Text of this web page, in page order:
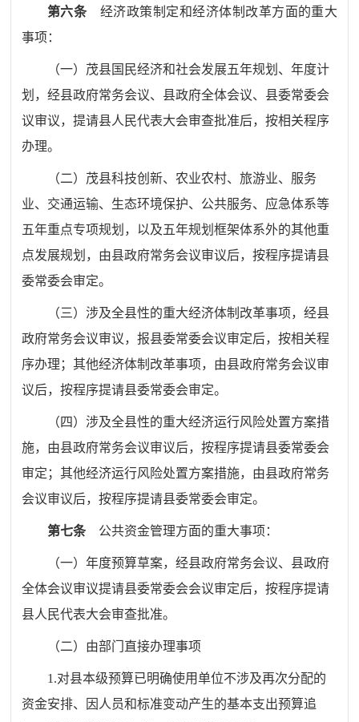
第六条
经济政策制定和经济体制改革方面的重大
事项：
（一） 茂县国民经济和社会发展五年规划、年度计
划，经县政府常务会议、县政府全体会议、县委常委会
议审议，提请县人民代表大会审查批准后，按相关程序
办理。
（二） 茂县科技创新、农业农村、旅游业、服务
业、交通运输、生态环境保护、公共服务、应急体系等
五年重点专项规划，以及五年规划框架体系外的其他重
点发展规划，由县政府常务会议审议后，按程序提请县
委常委会审定。
（三）涉及全县性的重大经济体制改革事项，经县
政府常务会议审议，报县委常委会议审定后，按相关程
序办理；其他经济体制改革事项，由县政府常务会议审
议后，按程序提请县委常委会审定。
（四）涉及全县性的重大经济运行风险处置方案措
施，由县政府常务会议审议后，按程序提请县委常委会
审定；其他经济运行风险处置方案措施，由县政府常务
会议审议后，按程序提请县委常委会审定。
第七条 公共资金管理方面的重大事项：
（一）年度预算草案，经县政府常务会议、县政府
全体会议审议提请县委常委会会议审定后，按程序提请
县人民代表大会审查批准。
（二）由部门直接办理事项
1.对县本级预算已明确使用单位不涉及再次分配的
资金安排、因人员和标准变动产生的基本支出预算追